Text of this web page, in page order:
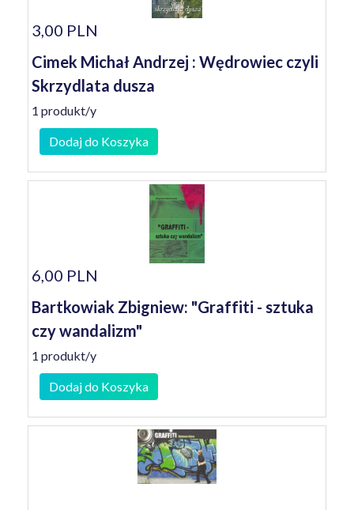
3,00 PLN
Cimek Michał Andrzej : Wędrowiec czyli
Skrzydlata dusza
1 produkt/y
Dodaj do Koszyka
6,00 PLN
Bartkowiak Zbigniew: "Graffiti - sztuka
czy wandalizm"
1 produkt/y
Dodaj do Koszyka